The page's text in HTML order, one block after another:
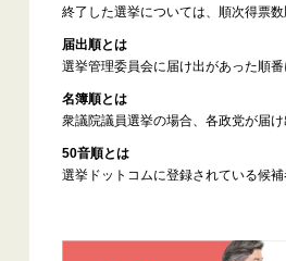
終了した選挙については、順次得票数
届出順とは
選挙管理委員会に届け出があった順
名簿順とは
衆議院議員選挙の場合、各政党が届
50音順とは
選挙ドットコムに登録されている候